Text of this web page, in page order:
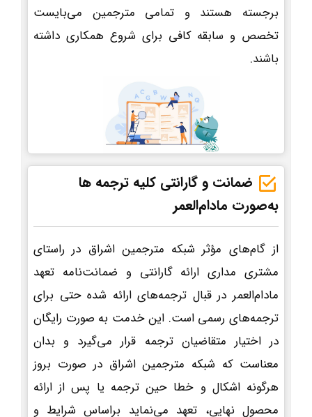
برجسته هستند و تمامی مترجمین می‌بایست
تخصص و سابقه کافی برای شروع همکاری داشته
باشند.
ضمانت و گارانتی کلیه ترجمه ها
به‌صورت مادام‌العمر
از گام‌های مؤثر شبکه مترجمین اشراق در راستای
مشتری مداری ارائه گارانتی و ضمانت‌نامه تعهد
مادام‌العمر در قبال ترجمه‌های ارائه شده حتی برای
ترجمه‌های رسمی است. این خدمت به صورت رایگان
در اختیار متقاضیان ترجمه قرار می‌گیرد و بدان
معناست که شبکه مترجمین اشراق در صورت بروز
هرگونه اشکال و خطا حین ترجمه یا پس از ارائه
محصول نهایی، تعهد می‌نماید براساس شرایط و